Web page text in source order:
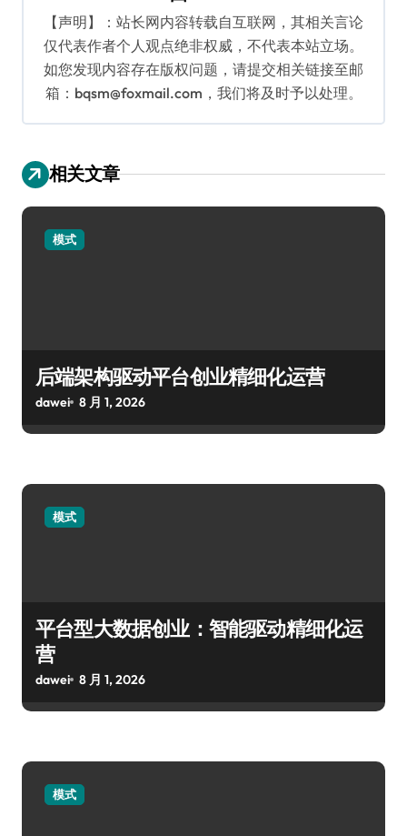
【声明】：站长网内容转载自互联网，其相关言论
仅代表作者个人观点绝非权威，不代表本站立场。
如您发现内容存在版权问题，请提交相关链接至邮
箱：bqsm@foxmail.com，我们将及时予以处理。
相关文章
模式
后端架构驱动平台创业精细化运营
dawei 8 月 1, 2026
模式
平台型大数据创业：智能驱动精细化运
营
dawei 8 月 1, 2026
模式